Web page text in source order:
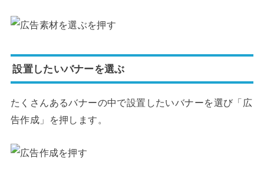
設置したいバナーを選ぶ
たくさんあるバナーの中で設置したいバナーを選び「広
告作成」を押します。